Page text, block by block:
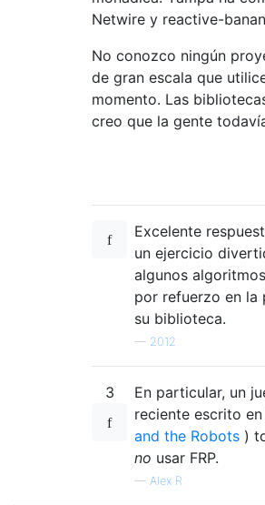
Netwire y reactive-
No conozco ningún
de gran escala que
momento. Las
creo que la gente
Excelente
un ejercicio
algunos
por refuerzo en la
su biblioteca.
— 2012
3
En particular, un
reciente escrito
and the Robots )
no usar FRP.
— Alex R